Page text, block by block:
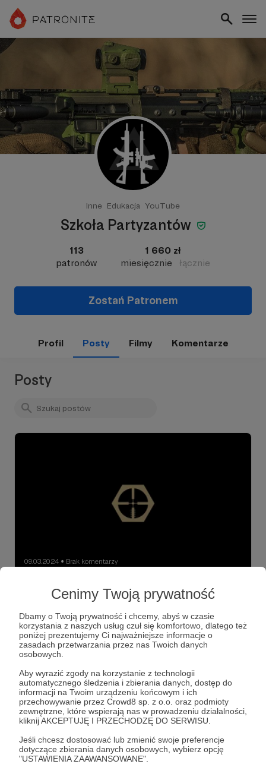
Cenimy Twoją prywatność
Dbamy o Twoją prywatność i chcemy, abyś w czasie
korzystania z naszych usług czuł się komfortowo, dlatego też
poniżej prezentujemy Ci najważniejsze informacje o
zasadach przetwarzania przez nas Twoich danych
osobowych.
Aby wyrazić zgody na korzystanie z technologii
automatycznego śledzenia i zbierania danych, dostęp do
informacji na Twoim urządzeniu końcowym i ich
przechowywanie przez Crowd8 sp. z o.o. oraz podmioty
zewnętrzne, które wspierają nas w prowadzeniu działalności,
kliknij AKCEPTUJĘ I PRZECHODZĘ DO SERWISU.
Jeśli chcesz dostosować lub zmienić swoje preferencje
dotyczące zbierania danych osobowych, wybierz opcję
"USTAWIENIA ZAAWANSOWANE".
Inne Edukacja YouTube
Szkoła Partyzantów
113
patronów
1 660 zł
miesięcznie
łącznie
Zostań Patronem
Profil Posty Filmy Komentarze
Posty
09.03.2024 ● Brak komentarzy
Mex Armory - kod 5%
I oto jest, pierwszy kod promocyjny od naszych przyjaciól
kody
« Poprzednie